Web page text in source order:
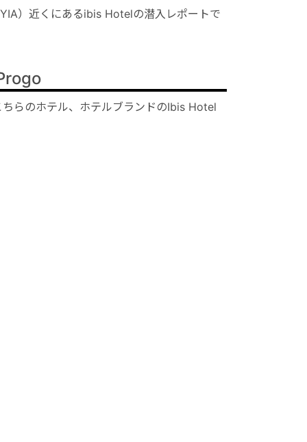
）近くにあるibis Hotelの潜入レポートで
らのホテル、ホテルブランドのIbis Hotel